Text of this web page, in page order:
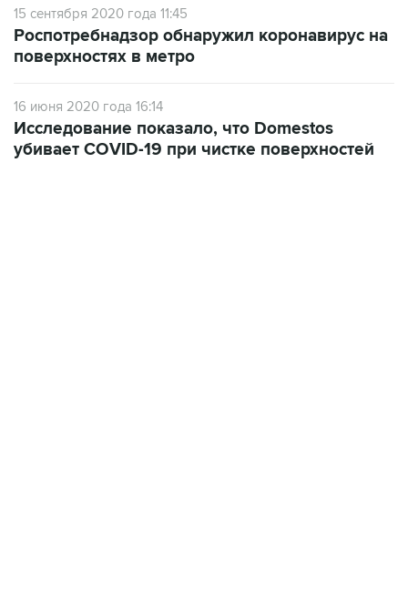
15 сентября 2020 года 11:45
Роспотребнадзор обнаружил коронавирус на
поверхностях в метро
16 июня 2020 года 16:14
Исследование показало, что Domestos
убивает COVID-19 при чистке поверхностей